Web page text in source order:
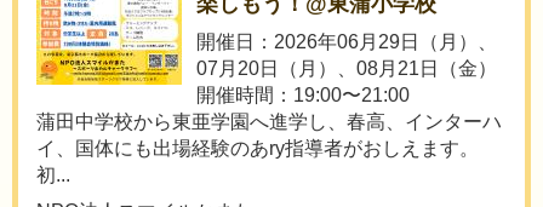
開催日：2026年06月29日（月）、
07月20日（月）、08月21日（金）
開催時間：19:00〜21:00
蒲田中学校から東亜学園へ進学し、春高、インターハ
イ、国体にも出場経験のあry指導者がおしえます。
初...